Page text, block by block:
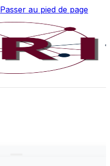
Passer au pied de page